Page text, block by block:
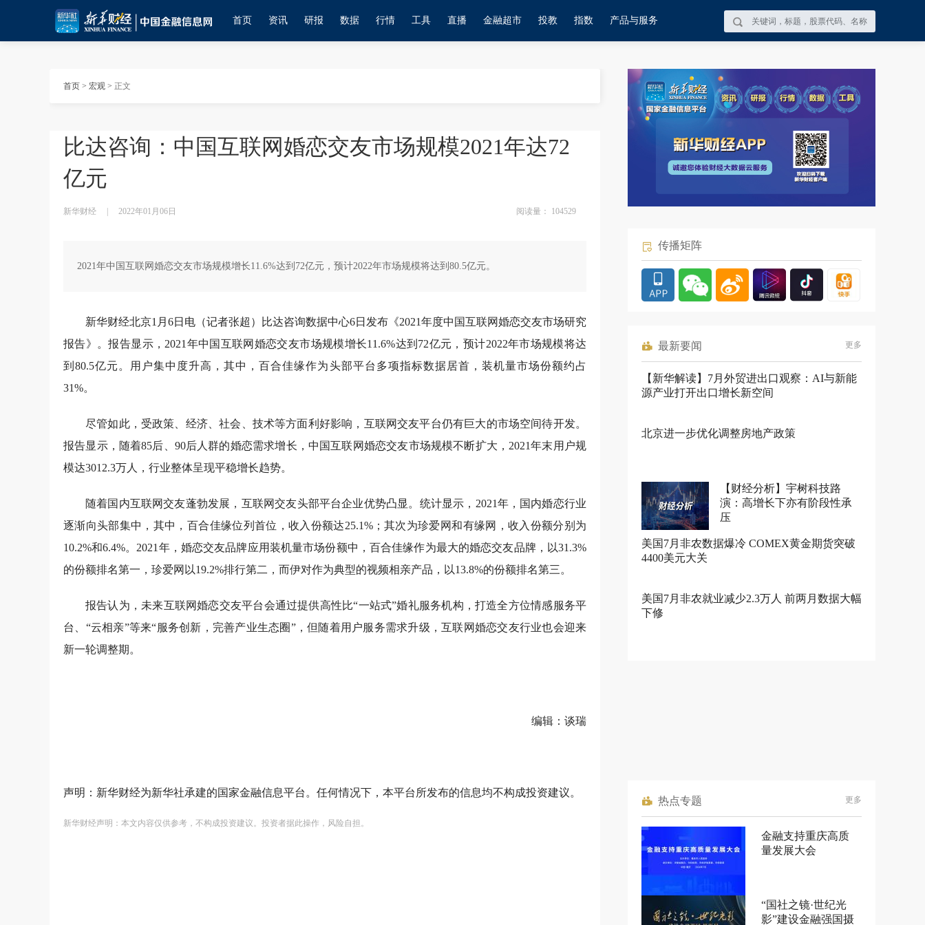
首页 资讯 研报 数据 行情 工具 直播 金融超市 投教 指数 产品与服务
首页 > 宏观 > 正文
比达咨询：中国互联网婚恋交友市场规模2021年达72
亿元
新华财经 2022年01月06日 阅读量： 104529
2021年中国互联网婚恋交友市场规模增长11.6%达到72亿元，预计2022年市场规模将达到80.5亿元。
新华财经北京1月6日电（记者张超）比达咨询数据中心6日发布《2021年度中国互联网婚恋交友市场研究
报告》。报告显示，2021年中国互联网婚恋交友市场规模增长11.6%达到72亿元，预计2022年市场规模将达
到80.5亿元。用户集中度升高，其中，百合佳缘作为头部平台多项指标数据居首，装机量市场份额约占
31%。
尽管如此，受政策、经济、社会、技术等方面利好影响，互联网交友平台仍有巨大的市场空间待开发。
报告显示，随着85后、90后人群的婚恋需求增长，中国互联网婚恋交友市场规模不断扩大，2021年末用户规
模达3012.3万人，行业整体呈现平稳增长趋势。
随着国内互联网交友蓬勃发展，互联网交友头部平台企业优势凸显。统计显示，2021年，国内婚恋行业
逐渐向头部集中，其中，百合佳缘位列首位，收入份额达25.1%；其次为珍爱网和有缘网，收入份额分别为
10.2%和6.4%。2021年，婚恋交友品牌应用装机量市场份额中，百合佳缘作为最大的婚恋交友品牌，以31.3%
的份额排名第一，珍爱网以19.2%排行第二 ，而伊对作为典型的视频相亲产品，以13.8%的份额排名第三。
报告认为，未来互联网婚恋交友平台会通过提供高性比“一站式”婚礼服务机构，打造全方位情感服务平
台、“云相亲”等来“服务创新，完善产业生态圈”，但随着用户服务需求升级，互联网婚恋交友行业也会迎来
新一轮调整期。
编辑：谈瑞
声明：新华财经为新华社承建的国家金融信息平台。任何情况下，本平台所发布的信息均不构成投资建议。
新华财经声明：本文内容仅供参考，不构成投资建议。投资者据此操作，风险自担。
传播矩阵
最新要闻 更多
【新华解读】7月外贸进出口观察：AI与新能
源产业打开出口增长新空间
北京进一步优化调整房地产政策
【财经分析】宇树科技路
演：高增长下亦有阶段性承
压
美国7月非农数据爆冷 COMEX黄金期货突破
4400美元大关
美国7月非农就业减少2.3万人 前两月数据大幅
下修
热点专题 更多
金融支持重庆高质
量发展大会
“国社之镜·世纪光
影”建设金融强国摄